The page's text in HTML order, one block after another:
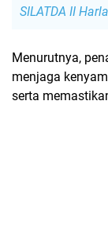
SILATDA II
Menurutnya,
menjaga
serta